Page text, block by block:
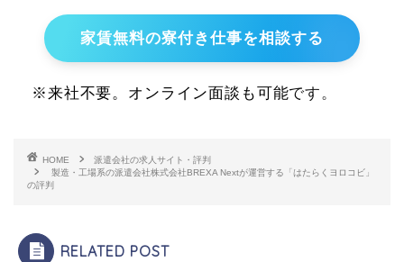
家賃無料の寮付き仕事を相談する
※来社不要。オンライン面談も可能です。
HOME
派遣会社の求人サイト・評判
製造・工場系の派遣会社株式会社BREXA Nextが運営する「はたらくヨロコビ」
の評判
RELATED POST